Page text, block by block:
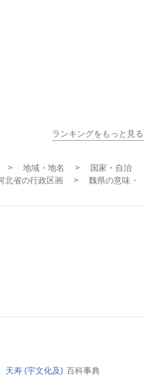
ランキングをもっと見る
> 地域・地名 >
国家・自治
北省の行政区画 > 魏県の意味・
天寿 (宇文化及) 百科事典